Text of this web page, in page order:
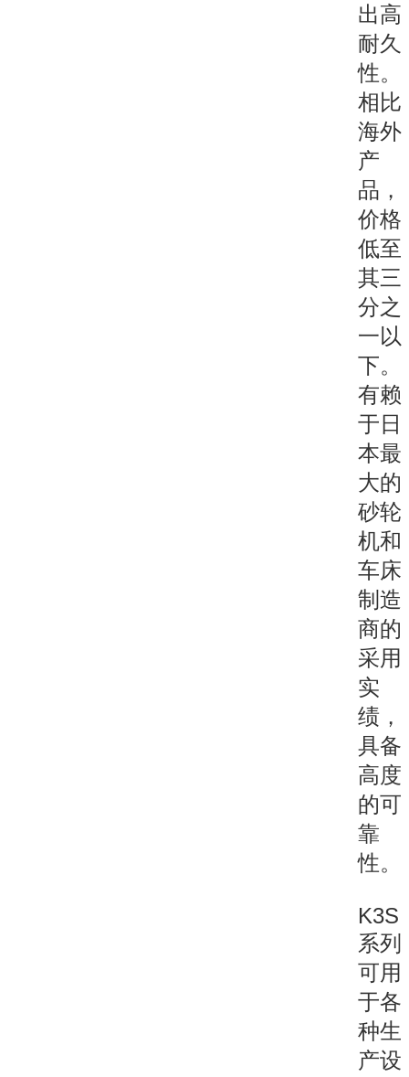
出高
耐久
性。
相比
海外
产
品，
价格
低至
其三
分之
一以
下。
有赖
于日
本最
大的
砂轮
机和
车床
制造
商的
采用
实
绩，
具备
高度
的可
靠
性。
K3S
系列
可用
于各
种生
产设